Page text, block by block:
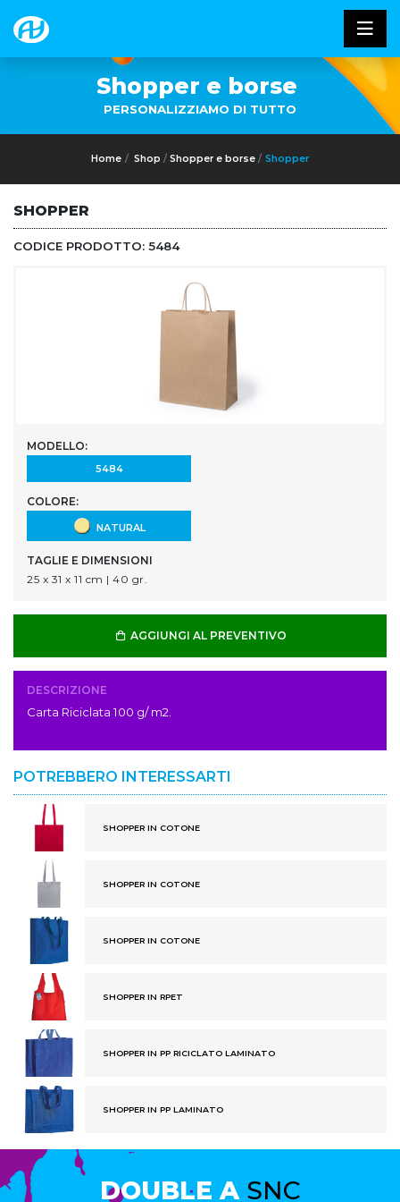
Shopper e borse
PERSONALIZZIAMO DI TUTTO
Home Shop Shopper e borse Shopper
SHOPPER
CODICE PRODOTTO: 5484
MODELLO:
5484
COLORE:
NATURAL
TAGLIE E DIMENSIONI
25 x 31 x 11 cm | 40 gr.
AGGIUNGI AL PREVENTIVO
DESCRIZIONE
Carta Riciclata 100 g/ m2.
POTREBBERO INTERESSARTI
SHOPPER IN COTONE
SHOPPER IN COTONE
SHOPPER IN COTONE
SHOPPER IN RPET
SHOPPER IN PP RICICLATO LAMINATO
SHOPPER IN PP LAMINATO
DOUBLE A SNC